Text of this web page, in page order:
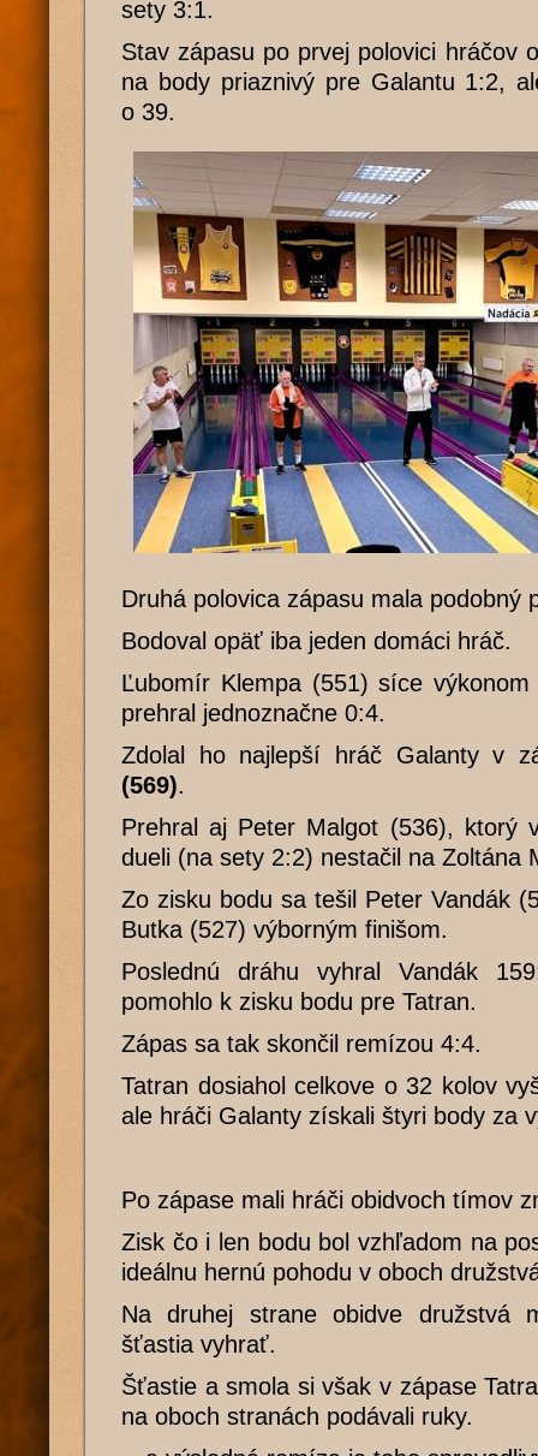
sety 3:1.
Stav zápasu po prvej polovici hráčov
na body priaznivý pre Galantu 1:2,
o 39.
Druhá polovica zápasu mala podobný
Bodoval opäť iba jeden domáci hráč.
Ľubomír Klempa (551) síce
prehral jednoznačne 0:4.
Zdolal ho najlepší hráč Galanty v
(569).
Prehral aj Peter Malgot (536), ktorý
dueli (na sety 2:2) nestačil na Zoltána
Zo zisku bodu sa tešil Peter Vandák
Butka (527) výborným finišom.
Poslednú dráhu vyhral Vandák
pomohlo k zisku bodu pre Tatran.
Zápas sa tak skončil remízou 4:4.
Tatran dosiahol celkove o 32 kolov
ale hráči Galanty získali štyri body za
Po zápase mali hráči obidvoch tímov
Zisk čo i len bodu bol vzhľadom na
ideálnu hernú pohodu v oboch
Na druhej strane obidve družstvá
šťastia vyhrať.
Šťastie a smola si však v zápase
na oboch stranách podávali ruky.